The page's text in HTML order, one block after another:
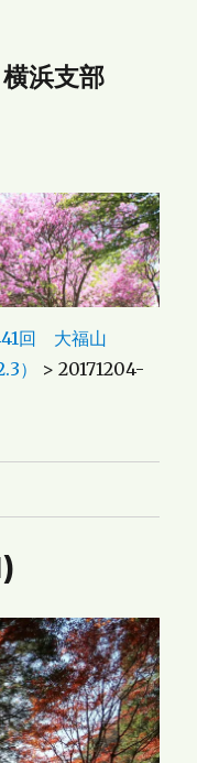
浜支部
回 大福山
）
>20171204-